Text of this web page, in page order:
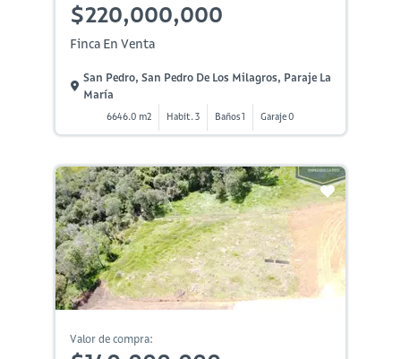
$220,000,000
Finca En Venta
San Pedro, San Pedro De Los Milagros, Paraje La
María
6646.0 m2 Habit. 3 Baños 1 Garaje 0
Valor de compra: